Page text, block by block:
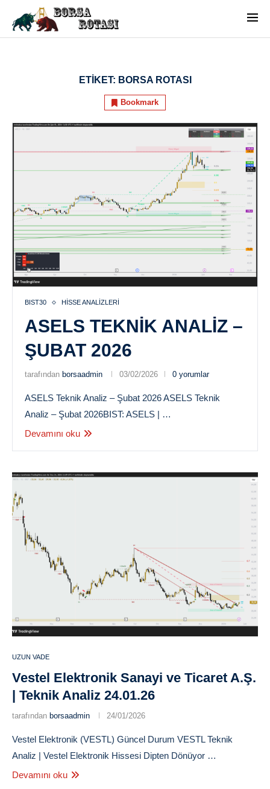
ETIKET: BORSA ROTASI
Bookmark
BIST30 HISSE ANALIZLERI
ASELS TEKNIK ANALIZ –
ŞUBAT 2026
tarafından borsaadmin 03/02/2026 0 yorumlar
ASELS Teknik Analiz – Şubat 2026 ASELS Teknik
Analiz – Şubat 2026BIST: ASELS | …
Devamını oku
UZUN VADE
Vestel Elektronik Sanayi ve Ticaret A.Ş.
| Teknik Analiz 24.01.26
tarafından borsaadmin 24/01/2026
Vestel Elektronik (VESTL) Güncel Durum VESTL Teknik
Analiz | Vestel Elektronik Hissesi Dipten Dönüyor …
Devamını oku